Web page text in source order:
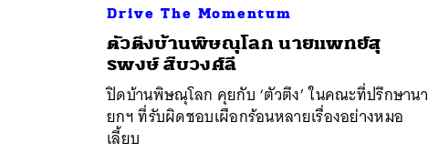
Drive The Momentum
ตัวตึงบ้านพิษณุโลก นายแพทย์สุ
รพงษ์ สืบวงศ์ลี
ปิดบ้านพิษณุโลก คุยกับ ‘ตัวตึง’ ในคณะที่ปรึกษานา
ยกฯ ที่รับผิดชอบเผือกร้อนหลายเรื่องอย่างหมอ
เลี้ยบ